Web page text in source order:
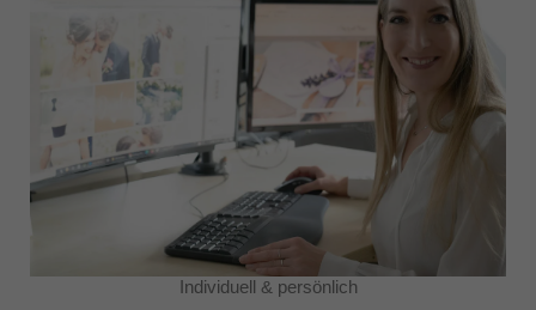
Individuell & persönlich